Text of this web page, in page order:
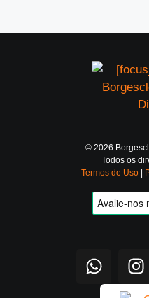
© 2026
Todos os
Termos de Uso |